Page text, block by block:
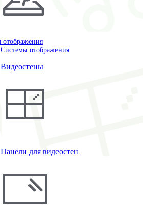
отображения
Системы отображения
Видеостены
Панели для видеостен